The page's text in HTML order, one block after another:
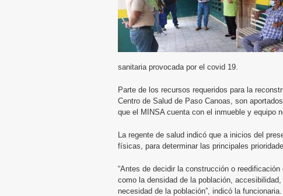
sanitaria provocada por el covid 19.
Parte de los recursos requeridos para la
Centro de Salud de Paso Canoas, son
que el MINSA cuenta con el inmueble y equipo
La regente de salud indicó que a inicios del
físicas, para determinar las principales
“Antes de decidir la construcción o
como la densidad de la población,
necesidad de la población”, indicó la funcionaria.